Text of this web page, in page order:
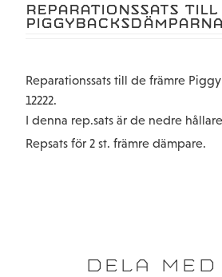
REPARATIONSSATS
Reparationssats till de främre
12222.
I denna rep.sats är de nedre
Repsats för 2 st. främre dämpare.
DELA MED